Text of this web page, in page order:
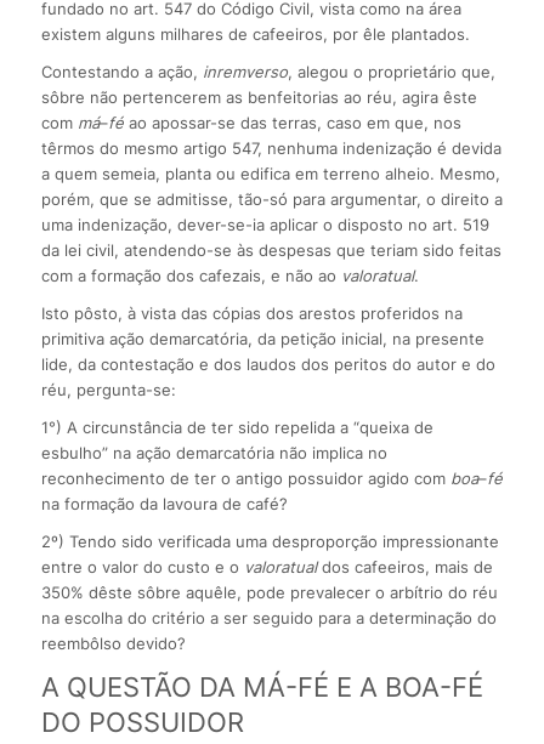
fundado no art. 547 do Código Civil, vista como na área
existem alguns milhares de cafeeiros, por êle plantados.
Contestando a ação, inremverso, alegou o proprietário que,
sôbre não pertencerem as benfeitorias ao réu, agira êste
com má–féao apossar-se das terras, caso em que, nos
têrmos do mesmo artigo 547, nenhuma indenização é devida
a quem semeia, planta ou edifica em terreno alheio. Mesmo,
porém, que se admitisse, tão-só para argumentar, o direito a
uma indenização, dever-se-ia aplicar o disposto no art. 519
da lei civil, atendendo-se às despesas que teriam sido feitas
com a formação dos cafezais, e não ao valoratual.
Isto pôsto, à vista das cópias dos arestos proferidos na
primitiva ação demarcatória, da petição inicial, na presente
lide, da contestação e dos laudos dos peritos do autor e do
réu, pergunta-se:
1°) A circunstância de ter sido repelida a “queixa de
esbulho” na ação demarcatória não implica no
reconhecimento de ter o antigo possuidor agido com boa–fé
na formação da lavoura de café?
2º) Tendo sido verificada uma desproporção impressionante
entre o valor do custo e o valoratualdos cafeeiros, mais de
350% dêste sôbre aquêle, pode prevalecer o arbítrio do réu
na escolha do critério a ser seguido para a determinação do
reembôlso devido?
A QUESTÃO DA MÁ-FÉ E A BOA-FÉ
DO POSSUIDOR